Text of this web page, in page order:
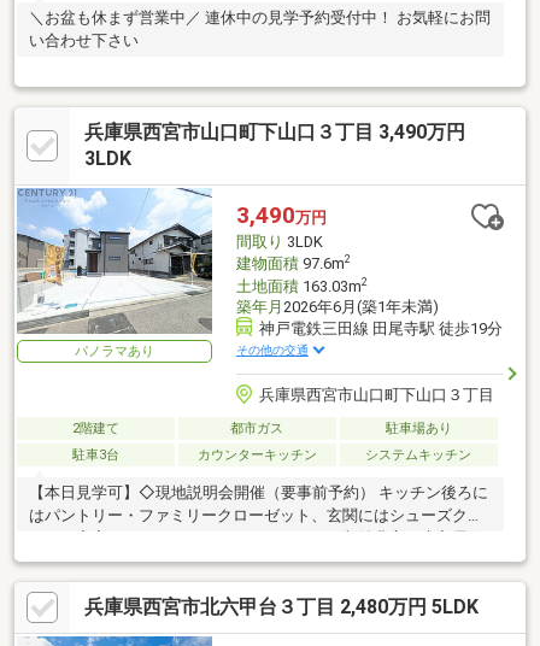
＼お盆も休まず営業中／ 連休中の見学予約受付中！ お気軽にお問
い合わせ下さい
兵庫県西宮市山口町下山口３丁目 3,490万円
3LDK
パノラマあり
3,490万円
間取り 3LDK
建物面積97.6m2
土地面積163.03m2
築年月 2026年6月(築1年未満)
神戸電鉄三田線 田尾寺駅 徒歩19分
その他の交通
兵庫県西宮市山口町下山口３丁目
2階建て 都市ガス
駐車場あり
駐車3台
カウンターキッチン システムキッチン
【本日見学可】◇現地説明会開催（要事前予約） キッチン後ろに
はパントリー・ファミリークローゼット、玄関にはシューズクロ
建。
兵庫県西宮市北六甲台３丁目 2,480万円 5LDK